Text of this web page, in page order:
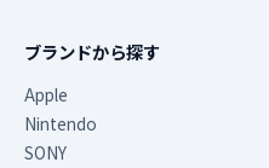
ブランドから探す
Apple
Nintendo
SONY